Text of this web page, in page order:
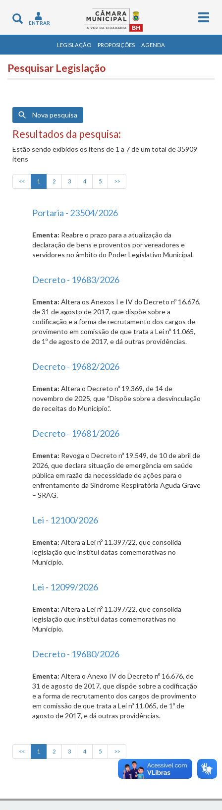
Toggle
navigation
ENTRAR
LEGISLAÇÃO PROPOSIÇÕES AGENDA
Pesquisar Legislação
Nova pesquisa
Resultados da pesquisa:
Estão sendo exibidos os itens de 1 a 7 de um total de 35909
itens
<< 1 2 3 4 5 >>
Portaria - 23504/2026
Ementa: Reabre o prazo para a atualização da
declaração de bens e proventos por vereadores e
servidores no âmbito do Poder Legislativo Municipal.
Decreto - 19683/2026
Ementa: Altera os Anexos I e IV do Decreto nº 16.676,
de 31 de agosto de 2017, que dispõe sobre a
codificação e a forma de recrutamento dos cargos de
provimento em comissão de que trata a Lei nº 11.065,
de 1º de agosto de 2017, e dá outras providências.
Decreto - 19682/2026
Ementa: Altera o Decreto nº 19.369, de 14 de
novembro de 2025, que “Dispõe sobre a desvinculação
de receitas do Município.”.
Decreto - 19681/2026
Ementa: Revoga o Decreto nº 19.549, de 10 de abril de
2026, que declara situação de emergência em saúde
pública em razão da necessidade de ações para o
enfrentamento da Síndrome Respiratória Aguda Grave
– SRAG.
Lei - 12100/2026
Ementa: Altera a Lei nº 11.397/22, que consolida
legislação que institui datas comemorativas no
Município.
Lei - 12099/2026
Ementa: Altera a Lei nº 11.397/22, que consolida
legislação que institui datas comemorativas no
Município.
Decreto - 19680/2026
Ementa: Altera o Anexo IV do Decreto nº 16.676, de
31 de agosto de 2017, que dispõe sobre a codificação
e a forma de recrutamento dos cargos de provimento
em comissão de que trata a Lei nº 11.065, de 1º de
agosto de 2017, e dá outras providências.
<< 1 2 3 4 5 >>